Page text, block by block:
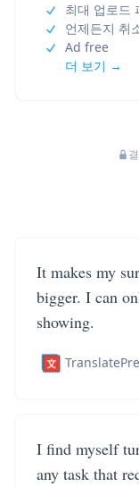
최대 업로드
언제든지 취
Ad free
더 보기 →
It makes my
bigger. I can
showing.
I find myself
any task that